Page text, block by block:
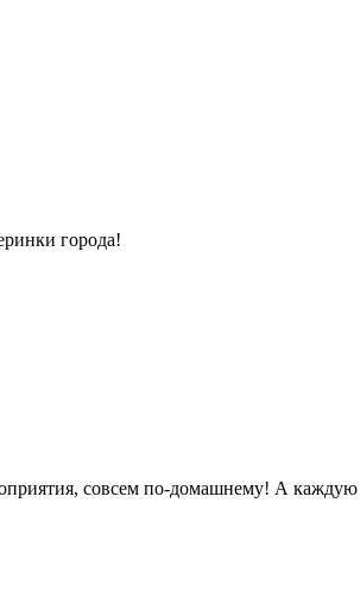
города!
совсем по-домашнему! А